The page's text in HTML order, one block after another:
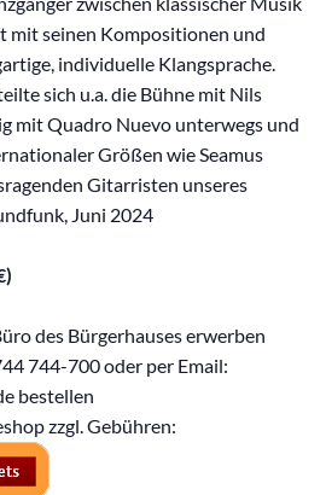
mit seinen Kompositionen und
individuelle Klangsprache.
sich u.a. die Bühne mit Nils
mit Quadro Nuevo unterwegs und
Größen wie Seamus
Gitarristen unseres
Juni 2024
des Bürgerhauses erwerben
744-700 oder per Email:
bestellen
zzgl. Gebühren: